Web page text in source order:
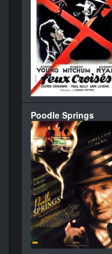
Poodle Springs